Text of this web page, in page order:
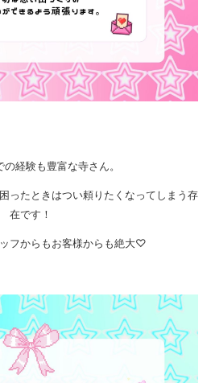
経験も豊富な寺さん。
ったときはつい頼りたくなってしまう存
在です！
フからもお客様からも絶大♡